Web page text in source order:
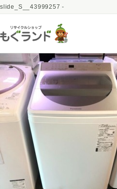
slide_S__43999257 -